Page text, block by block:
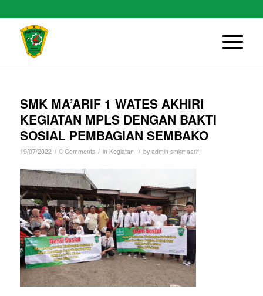
SMK MA’ARIF 1 WATES AKHIRI
KEGIATAN MPLS DENGAN BAKTI
SOSIAL PEMBAGIAN SEMBAKO
19/07/2022 / 0 Comments / in Kegiatan / by admin smkmaarif